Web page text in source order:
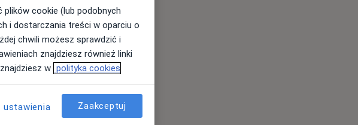
cookie (lub podobnych
i dostarczania treści w oparciu o
chwili możesz sprawdzić i
znajdziesz również linki
w polityka cookies
ustawienia Zaakceptuj